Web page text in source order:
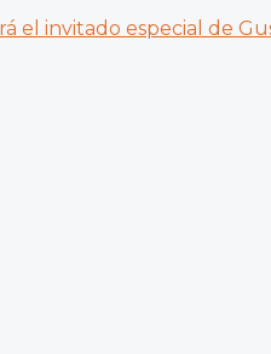
el invitado especial de